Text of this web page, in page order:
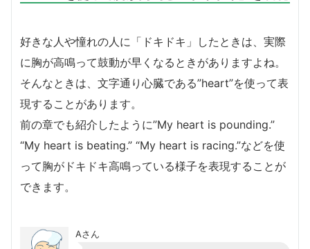
好きな人や憧れの人に「ドキドキ」したときは、実際
に胸が高鳴って鼓動が早くなるときがありますよね。
そんなときは、文字通り心臓である”heart”を使って表
現することがあります。
前の章でも紹介したように”My heart is pounding.”
“My heart is beating.” “My heart is racing.”などを使
って胸がドキドキ高鳴っている様子を表現することが
できます。
Aさん